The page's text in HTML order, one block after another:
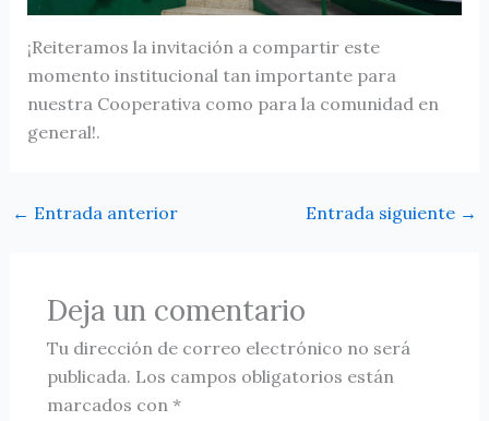
¡Reiteramos la invitación a compartir este
momento institucional tan importante para
nuestra Cooperativa como para la comunidad en
general!.
← Entrada anterior Entrada siguiente →
Deja un comentario
Tu dirección de correo electrónico no será
publicada. Los campos obligatorios están
marcados con *